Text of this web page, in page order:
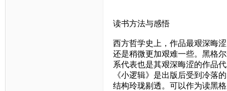
读书方法与感悟
西方哲学史上，作品最艰深晦
还是稍微更加艰难一些。黑格
系代表也是其艰深晦涩的作品
《小逻辑》是出版后受到冷落
结构玲珑剔透。可以作为读黑